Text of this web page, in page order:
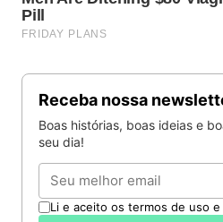
Receba nossa
Boas histórias, boas ideias e
seu dia!
Email
Li e aceito os termos de uso